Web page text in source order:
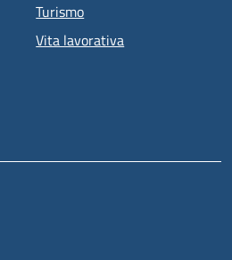
Turismo
Vita lavorativa